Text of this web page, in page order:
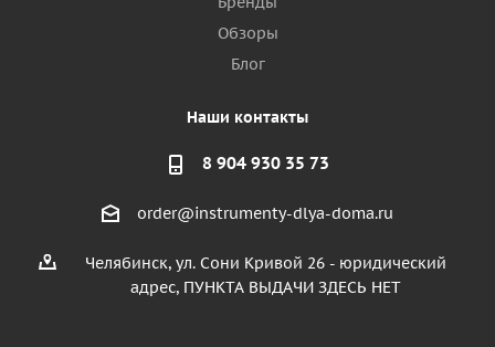
Обзоры
Блог
Наши контакты
8 904 930 35 73
order@instrumenty-dlya-doma.ru
Челябинск, ул. Сони Кривой 26 - юридический
адрес, ПУНКТА ВЫДАЧИ ЗДЕСЬ НЕТ